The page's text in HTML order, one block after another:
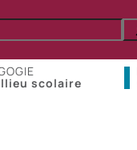
scolaire